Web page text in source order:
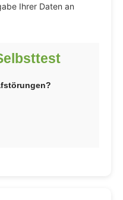
Ihrer Daten an